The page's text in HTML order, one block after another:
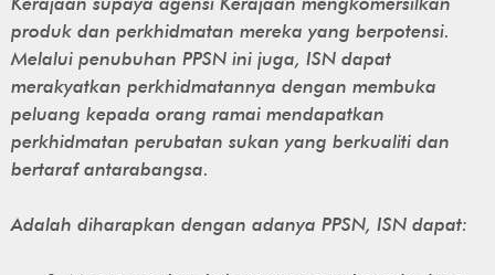
produk dan perkhidmatan mereka yang berpotensi.
Melalui penubuhan PPSN ini juga, ISN dapat
merakyatkan perkhidmatannya dengan membuka
peluang kepada orang ramai mendapatkan
perkhidmatan perubatan sukan yang berkualiti dan
bertaraf antarabangsa.
Adalah diharapkan dengan adanya PPSN, ISN dapat: